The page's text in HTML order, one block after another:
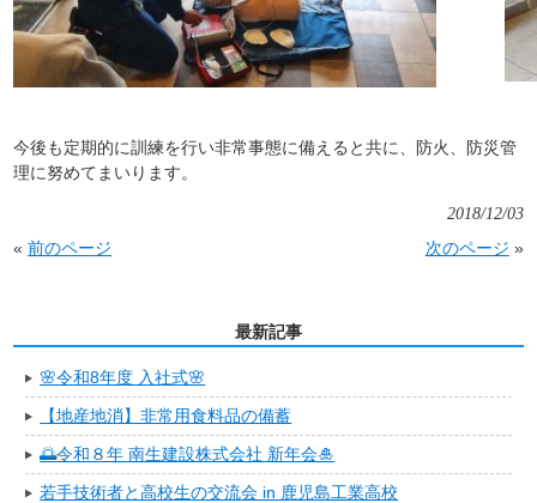
今後も定期的に訓練を行い非常事態に備えると共に、防火、防災管
理に努めてまいります。
2018/12/03
«前のページ 次のページ »
最新記事
🌸令和8年度 入社式🌸
【地産地消】非常用食料品の備蓄
🌅令和８年 南生建設株式会社 新年会🎍
若手技術者と高校生の交流会 in 鹿児島工業高校